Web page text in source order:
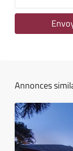
Annonces